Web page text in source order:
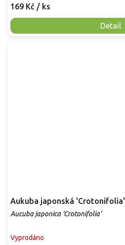
169 Kč / ks
Detail
Aukuba japonská 'Crotonifolia'
Aucuba japonica 'Crotonifolia'
Vyprodáno